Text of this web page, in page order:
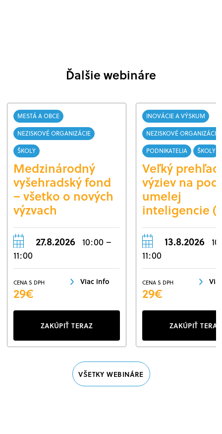
Ďalšie webináre
MESTÁ A OBCE
NEZISKOVÉ ORGANIZÁCIE
ŠKOLY
Medzinárodný
vyšehradský fond
– všetko o nových
výzvach
27.8.2026 10:00 –
11:00
CENA S DPH
29€
Viac info
ZAKÚPIŤ TERAZ
INOVÁCIE A VÝSKUM
NEZISKOVÉ ORGANIZÁCIE
PODNIKATELIA ŠKOLY
Veľký prehľad
výziev na
umelej
inteligencie
13.8.2026
11:00
CENA S DPH
29€
ZAKÚPIŤ TERAZ
VŠETKY WEBINÁRE